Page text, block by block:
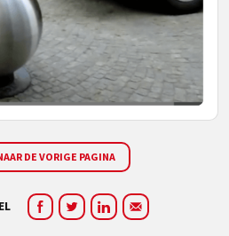
DE VORIGE PAGINA